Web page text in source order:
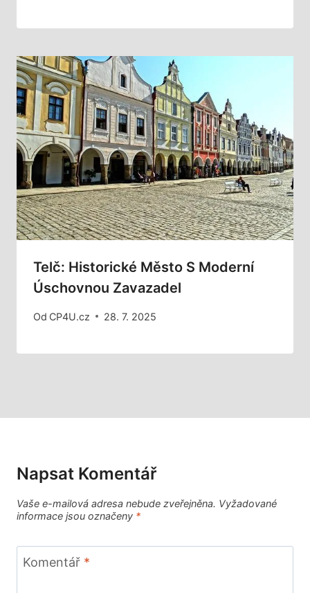
Telč: Historické Město S Moderní
Úschovnou Zavazadel
Od CP4U.cz 28. 7. 2025
Napsat Komentář
Vaše e-mailová adresa nebude zveřejněna. Vyžadované
informace jsou označeny *
Komentář *